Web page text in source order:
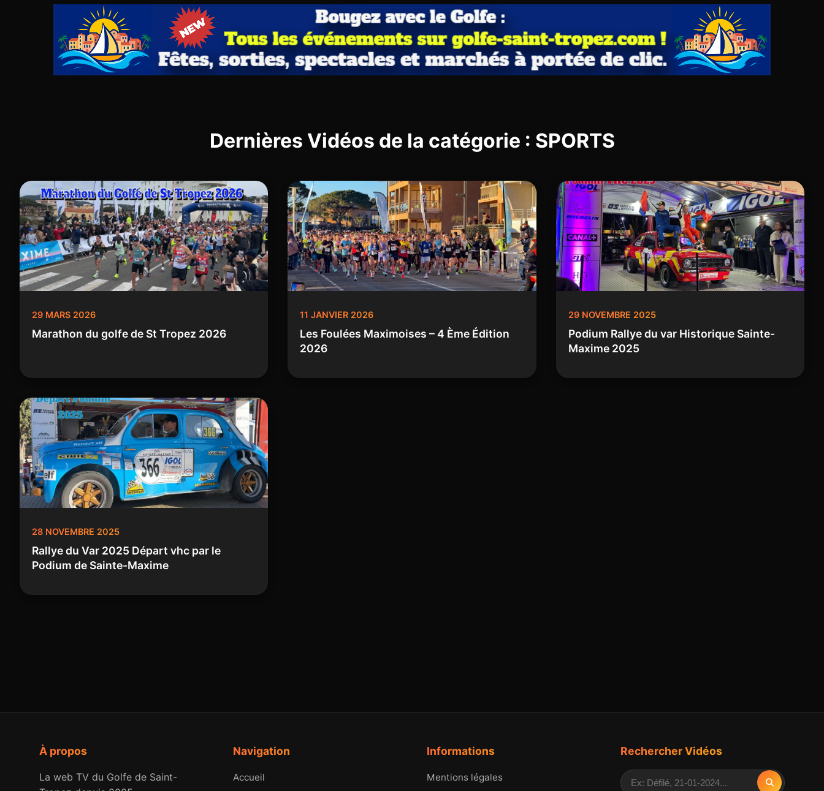
Dernières Vidéos de la catégorie : SPORTS
29 MARS 2026
Marathon du golfe de St Tropez 2026
11 JANVIER 2026
Les Foulées Maximoises – 4 Ème Édition
2026
29 NOVEMBRE 2025
Podium Rallye du var Historique Sainte-
Maxime 2025
28 NOVEMBRE 2025
Rallye du Var 2025 Départ vhc par le
Podium de Sainte-Maxime
À propos
La web TV du Golfe de Saint-
Navigation
Accueil
Informations
Mentions légales
Rechercher Vidéos